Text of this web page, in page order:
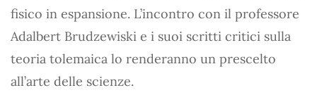
fisico in espansione. L’incontro con il professore
Adalbert Brudzewiski e i suoi scritti critici sulla
teoria tolemaica lo renderanno un prescelto
all’arte delle scienze.